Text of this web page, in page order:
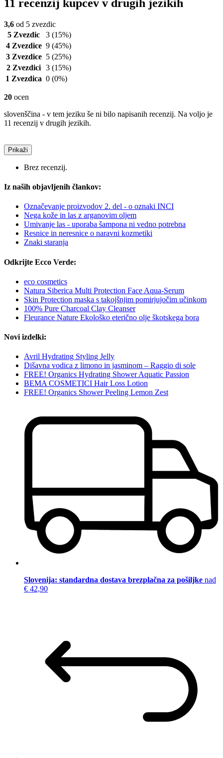
11 recenzij kupcev v drugih jezikih
3,6 od 5 zvezdic
5 Zvezdic
3 (15%)
4 Zvezdice 9 (45%)
3 Zvezdice 5 (25%)
2 Zvezdici 3 (15%)
1 Zvezdica 0 (0%)
20 ocen
slovenščina - v tem jeziku še ni bilo napisanih recenzij. Na voljo je
11 recenzij v drugih jezikih.
Prikaži
Brez recenzij.
Iz naših objavljenih člankov:
Označevanje proizvodov 2. del - o oznaki INCI
Nega kože in las z arganovim oljem
Umivanje las - uporaba šampona ni vedno potrebna
Resnice in neresnice o naravni kozmetiki
Znaki staranja
Odkrijte Ecco Verde:
eco cosmetics
Natura Siberica Multi Protection Face Aqua-Serum
Skin Protection maska s takojšnjim pomirjujočim učinkom
100% Pure Charcoal Clay Cleanser
Fleurance Nature Ekološko eterično olje škotskega bora
Novi izdelki:
Avril Hydrating Styling Jelly
Dišavna vodica z limono in jasminom – Raggio di sole
FREE! Organics Hydrating Shower Aquatic Passion
BEMA COSMETICI Hair Loss Lotion
FREE! Organics Shower Peeling Lemon Zest
Slovenija: standardna dostava brezplačna za pošiljke nad
€ 42,90